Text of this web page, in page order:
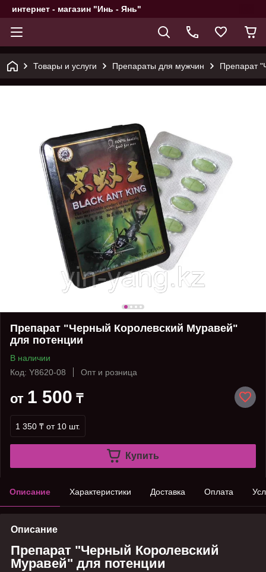
интернет - магазин "Инь - Янь"
Товары и услуги Препараты для мужчин Препарат
Препарат "Черный Королевский Муравей"
для потенции
В наличии
Код: Y8620-08
Опт и розница
от 1 500 ₸
1 350 ₸ от 10 шт.
Купить
Описание Характеристики Доставка Оплата
Описание
Препарат "Черный Королевский
Муравей" для потенции